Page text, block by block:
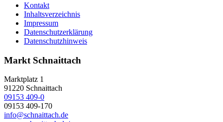
Kontakt
Inhaltsverzeichnis
Impressum
Datenschutzerklärung
Datenschutzhinweis
Markt Schnaittach
Marktplatz 1
91220 Schnaittach
09153 409-0
09153 409-170
info@schnaittach.de